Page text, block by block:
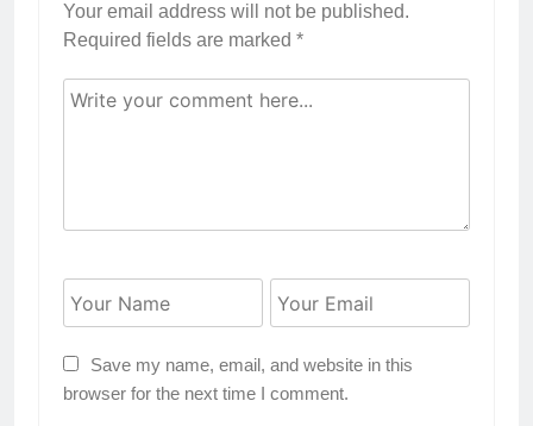
Your email address will not be published.
Required fields are marked *
Save my name, email, and website in this
browser for the next time I comment.